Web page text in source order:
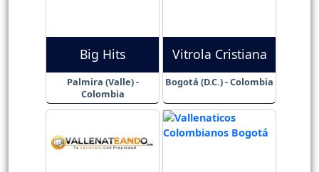
Big Hits
Palmira (Valle) -
Colombia
Vitrola Cristiana
Bogotá (D.C.) - Colombia